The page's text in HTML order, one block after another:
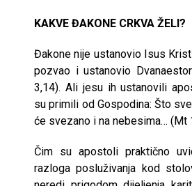
KAKVE ĐAKONE CRKVA ŽELI?
Đakone nije ustanovio Isus
pozvao i ustanovio
3,14). Ali jesu ih ustanovili
su primili od Gospodina: Što
će svezano i na nebesima… (Mt
Čim su apostoli praktično
razloga posluživanja kod